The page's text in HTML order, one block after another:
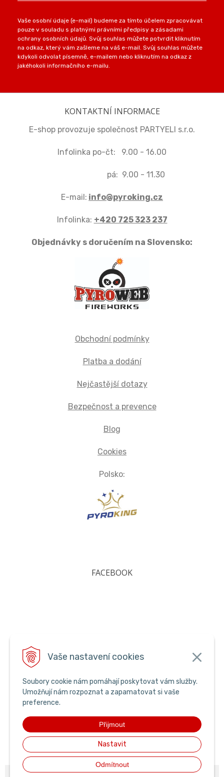
Vaše nastavení cookies
Soubory cookie nám pomáhají poskytovat vám služby.
Umožňují nám rozpoznat a zapamatovat si vaše
preference.
Přijmout
Nastavit
Odmítnout
Vaše osobní údaje (e-mail) budeme za tímto účelem zpracovávat
pouze v souladu s platnými právními předpisy a zásadami
ochrany osobních údajů. Svůj souhlas můžete potvrdit kliknutím
na odkaz, který vám zašleme na váš e-mail. Svůj souhlas můžete
kdykoli odvolat písemně, e-mailem nebo kliknutím na odkaz z
jakéhokoli informačního e-mailu.
KONTAKTNÍ INFORMACE
E-shop provozuje společnost PARTYELI s.r.o.
Infolinka po-čt: 9.00 - 16.00
pá: 9.00 - 11.30
E-mail: info@pyroking.cz
Infolinka: +420 725 323 237
Objednávky s doručením na Slovensko:
Obchodní podmínky
Platba a dodání
Nejčastější dotazy
Bezpečnost a prevence
Blog
Cookies
Polsko:
FACEBOOK